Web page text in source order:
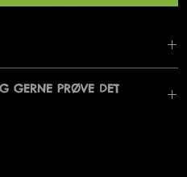
GERNE PRØVE DET